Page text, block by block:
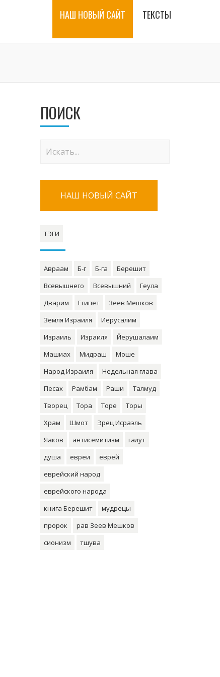
НАШ НОВЫЙ САЙТ ТЕКСТЫ
ПОИСК
НАШ НОВЫЙ САЙТ
ТЭГИ
Авраам Б-г Б-га
Берешит
Всевышнего
Всевышний
Геула
Дварим
Египет
Зеев Мешков
Земля Израиля
Иерусалим
Израиль
Израиля
Йерушалаим
Машиах
Мидраш
Моше
Народ Израиля
Недельная глава
Песах
Рамбам Раши
Талмуд
Творец
Тора Торе
Торы
Храм
Шмот
Эрец Исраэль
Яаков
антисемитизм
галут
душа
евреи
еврей
еврейский народ
еврейского народа
книга Берешит
мудрецы
пророк
рав Зеев Мешков
сионизм
тшува